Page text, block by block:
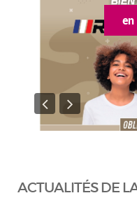
ACTUALITÉS DE